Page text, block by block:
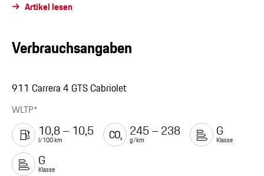
Artikel lesen
Verbrauchsangaben
911 Carrera 4 GTS Cabriolet
WLTP*
10,8 – 10,5
l/100 km
245 – 238
g/km
G
Klasse
G
Klasse